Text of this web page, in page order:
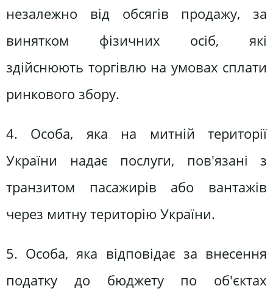
незалежно від обсягів продажу, за
винятком фізичних осіб, які
здійснюють торгівлю на умовах сплати
ринкового збору.
4. Особа, яка на митній території
України надає послуги, пов'язані з
транзитом пасажирів або вантажів
через митну територію України.
5. Особа, яка відповідає за внесення
податку до бюджету по об'єктах